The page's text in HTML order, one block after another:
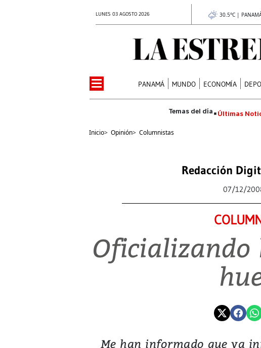
LUNES 03 AGOSTO 2026 30.5°C |
PANAMÁ MUNDO ECONOMÍA
Últimas
Inicio> Opinión> Columnistas
Redacción
07/12/
Me han informado que ya